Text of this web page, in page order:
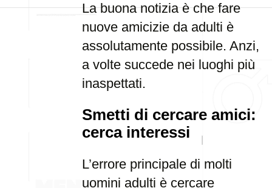
La buona notizia è che fare
nuove amicizie da adulti è
assolutamente possibile. Anzi,
a volte succede nei luoghi più
inaspettati.
Smetti di cercare amici:
cerca interessi
L’errore principale di molti
uomini adulti è cercare